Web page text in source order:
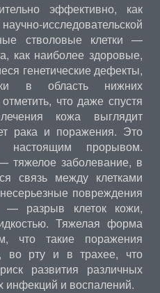
эффективно, как
исследовательской
стволовые клетки —
как наиболее здоровые,
генетические дефекты,
в область нижних
что даже спустя
кожа выглядит
рака и поражения. Это
прорывом.
тяжелое заболевание, в
связь между клетками
повреждения
— разрыв клеток кожи,
Тяжелая форма
что такие поражения
во рту и в трахее, что
развития различных
инфекций и воспалений.